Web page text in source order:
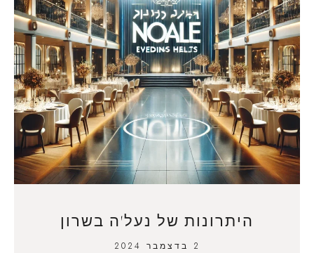
היתרונות של נעל'ה בשרון
2 בדצמבר 2024